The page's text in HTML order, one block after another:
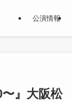
公演情報
』大阪松